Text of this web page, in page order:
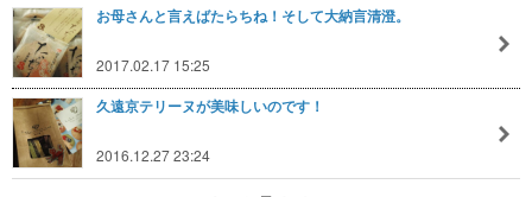
お母さんと言えばたらちね！そして大納言清澄。
2017.02.17 15:25
久遠京テリーヌが美味しいのです！
2016.12.27 23:24